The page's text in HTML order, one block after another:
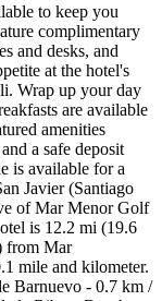
to keep you
complimentary
and desks, and
at the hotel's
Wrap up your day
are available
amenities
a safe deposit
is available for a
Javier (Santiago
of Mar Menor Golf
is 12.2 mi (19.6
from Mar
mile and kilometer.
Barnuevo - 0.7 km /